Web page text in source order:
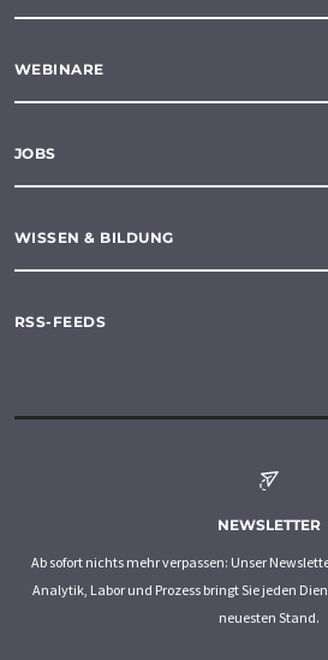
WEBINARE
JOBS
WISSEN & BILDUNG
RSS-FEEDS
NEWSLETTER
Ab sofort nichts mehr verpassen: Unser
Analytik, Labor und Prozess bringt Sie jeden
neuesten Stand.